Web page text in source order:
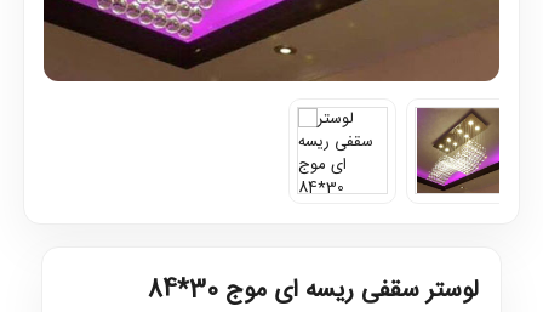
لوستر سقفی ریسه ای موج 30*84